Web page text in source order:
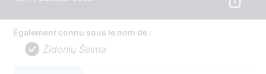
Également connu sous le nom de :
Židonių Šeima